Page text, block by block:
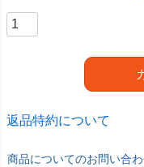
返品特約について
商品についてのお問い合